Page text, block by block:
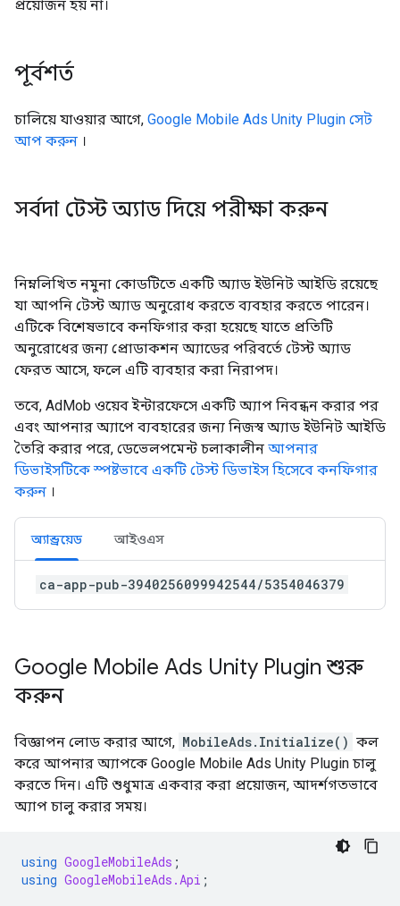
প্রয়োজন হয় না।
পূর্বশর্ত
চালিয়ে যাওয়ার আগে, Google Mobile Ads Unity Plugin সেট
আপ করুন ।
সর্বদা টেস্ট অ্যাড দিয়ে পরীক্ষা করুন
নিম্নলিখিত নমুনা কোডটিতে একটি অ্যাড ইউনিট আইডি রয়েছে
যা আপনি টেস্ট অ্যাড অনুরোধ করতে ব্যবহার করতে পারেন।
এটিকে বিশেষভাবে কনফিগার করা হয়েছে যাতে প্রতিটি
অনুরোধের জন্য প্রোডাকশন অ্যাডের পরিবর্তে টেস্ট অ্যাড
ফেরত আসে, ফলে এটি ব্যবহার করা নিরাপদ।
তবে, AdMob ওয়েব ইন্টারফেসে একটি অ্যাপ নিবন্ধন করার পর
এবং আপনার অ্যাপে ব্যবহারের জন্য নিজস্ব অ্যাড ইউনিট আইডি
তৈরি করার পরে, ডেভেলপমেন্ট চলাকালীন আপনার
ডিভাইসটিকে স্পষ্টভাবে একটি টেস্ট ডিভাইস হিসেবে কনফিগার
করুন ।
অ্যান্ড্রয়েড আইওএস
ca-app-pub-3940256099942544/5354046379
Google Mobile Ads Unity Plugin শুরু
করুন
বিজ্ঞাপন লোড করার আগে, MobileAds.Initialize() কল
করে আপনার অ্যাপকে Google Mobile Ads Unity Plugin চালু
করতে দিন। এটি শুধুমাত্র একবার করা প্রয়োজন, আদর্শগতভাবে
অ্যাপ চালু করার সময়।
using GoogleMobileAds ;
using GoogleMobileAds.Api ;